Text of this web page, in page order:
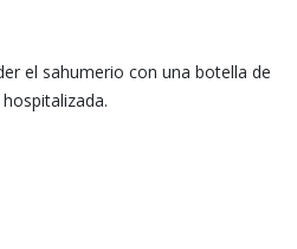
el sahumerio con una botella de